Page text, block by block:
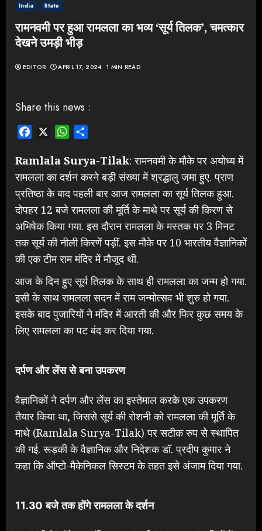
India State
रामनवमी पर हुआ रामलला का भव्य ‘सूर्य तिलक’, चमत्कार
देखने उमड़ी भीड़
EDITOR APRIL 17, 2024 1 MIN READ
Share this news :
Facebook WhatsApp
Ramlala Surya-Tilak: रामनवमी के मौके पर अयोध्य में
रामलला का दर्शन करने बड़ी संख्या में श्रद्धालु जमा हुए. प्राण
प्रतिष्ठा के बाद पहली बार आज रामलला का सूर्य तिलक हुआ.
दोपहर 12 बजे रामलला की मूर्ति के माथे पर सूर्य की किरण से
अभिषेक किया गया. इस दौरान रामलला के मस्तक पर 3 मिनट
तक सूर्य की नीली किरणें पड़ीं. इस मौके पर 10 भारतीय वैज्ञानिकों
की एक टीम राम मंदिर में मौजूद थी.
आज के दिन हुए सूर्य तिलक के साथ ही रामलला का जन्म हो गया.
इसी के साथ रामलला सदन में राम जन्मोत्सव भी शुरु हो गया.
इसके बाद पुजारियों ने मंदिर में आरती की और फिर कुछ समय के
लिए रामलला का पट बंद कर दिया गया.
दर्पण और लेंस से बना उपकरण
वैज्ञानिकों ने दर्पण और लेंस का इस्तेमाल करके एक उपकरण
तैयार किया था, जिससे सूर्य की रोशनी को रामलला की मूर्ति के
माथे (Ramlala Surya-Tilak) पर सटीक रुप से स्थापित
की गई. रूड़की के वैज्ञानिक और निदेशक डॉ. प्रदीप कुमार ने
कहा कि ऑप्टो-मैकेनिकल सिस्टम के तहत इसे अंजाम दिया गया.
11.30 बजे तक होंगे रामलला के दर्शन